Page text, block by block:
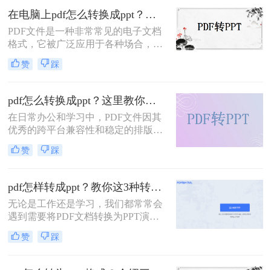
换成ppt呢？接下来，我将向大家介绍
三种简便有效的方法，帮助你快速完
成这一转换过程。
在电脑上pdf怎么转换成ppt？来试试这三个方法！
PDF文件是一种非常常见的电子文档
格式，它被广泛应用于各种场合，包
括商业、教育和个人使用。而PPT文
件则是一种用于演示和展示的文件格
合。如果你有一个PDF文件，想要将
其转换为PPT文件，以便更好地展示
和演示内容，那么你来对地方了。在
本文中，我将教给你在电脑上pdf怎么
转换成ppt的方法。
赞 踩
pdf怎么转换成ppt？这里教你这二种方法！
在日常办公和学习中，PDF文件因其
优秀的跨平台兼容性和稳定的排版效
果而广受欢迎。然而，当需要将这些
PDF文件转换为PPT文件进行演示或
文将为您详细介绍PDF怎么转换成
PPT的几种方法，并附上一些实用的
技巧，帮助您轻松完成这一转换过
程。
赞 踩
pdf怎样转成ppt？教你这3种转换方法！
无论是工作还是学习，我们都常常会
遇到需要将PDF文档转换为PPT演示
文稿的情况。那么，PDF怎样转成
PPT呢？本文将为大家详细介绍几种
务。
赞 踩